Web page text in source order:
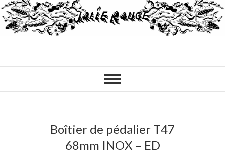
Boîtier de pédalier T47
68mm INOX – ED